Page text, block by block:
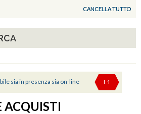
CANCELLA TUTTO
sia in presenza sia on-line L1
ACQUISTI